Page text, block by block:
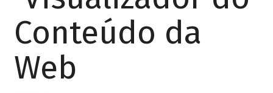
Conteúdo da
Web